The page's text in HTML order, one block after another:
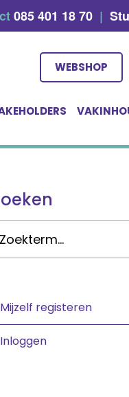
085 401 18 70 |
WEBSHOP
Mijzelf registeren
Inloggen